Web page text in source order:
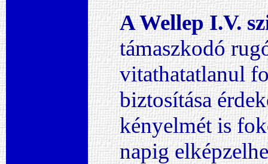
A Wellep I.V.
támaszkodó
vitathatatlanul
biztosítása
kényelmét is
napig